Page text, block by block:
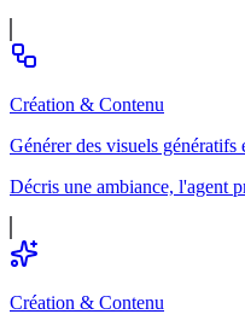
Création & Contenu
Générer des visuels
Décris une ambiance, l'agent
Création & Contenu